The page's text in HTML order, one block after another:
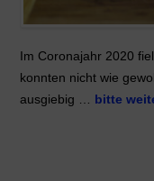
Im Coronajahr 2020
konnten nicht wie
ausgiebig … bitte